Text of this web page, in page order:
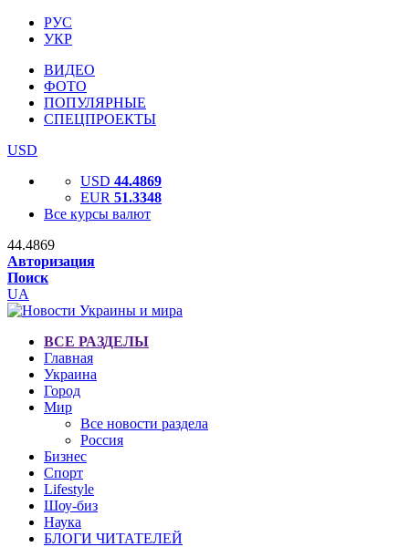
РУС
УКР
ВИДЕО
ФОТО
ПОПУЛЯРНЫЕ
СПЕЦПРОЕКТЫ
USD
USD 44.4869
EUR 51.3348
Все курсы валют
44.4869
Авторизация
Поиск
UA
ВСЕ РАЗДЕЛЫ
Главная
Украина
Город
Мир
Все новости раздела
Россия
Бизнес
Спорт
Lifestyle
Шоу-биз
Наука
БЛОГИ ЧИТАТЕЛЕЙ